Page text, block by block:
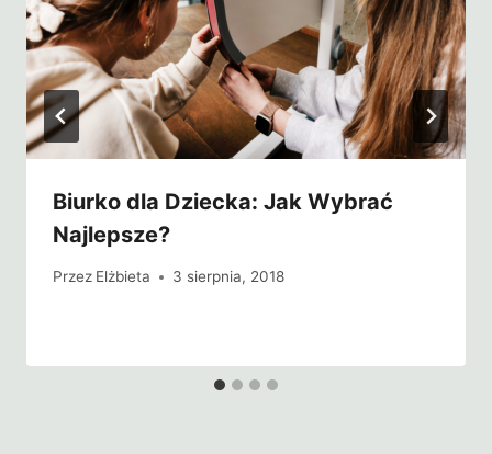
Biurko dla Dziecka: Jak Wybrać
Najlepsze?
Przez Elżbieta 3 sierpnia, 2018